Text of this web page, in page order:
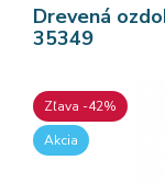
Drevená
35349
Zľava -42%
Akcia